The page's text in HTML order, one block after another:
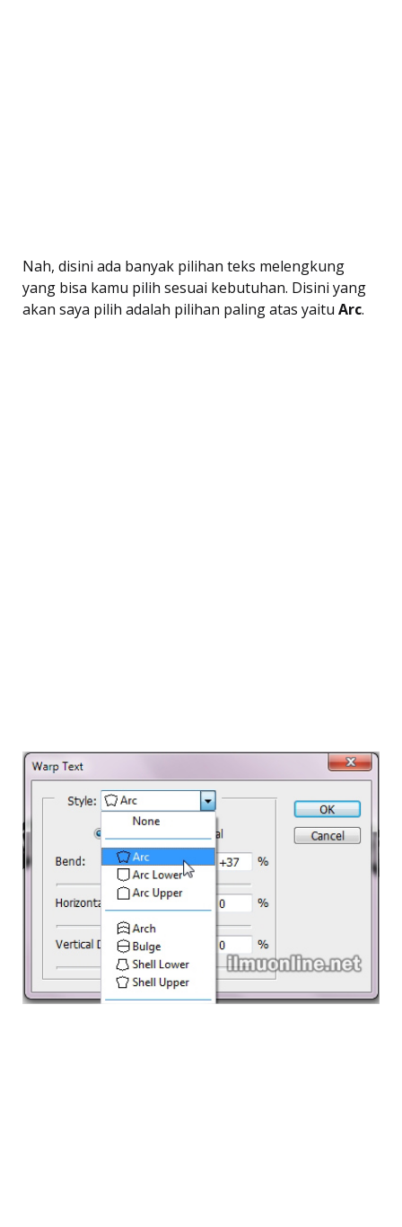
Nah, disini ada banyak pilihan teks melengkung
yang bisa kamu pilih sesuai kebutuhan. Disini yang
akan saya pilih adalah pilihan paling atas yaitu Arc.